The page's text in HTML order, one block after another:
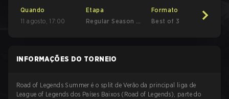
Quando
11 agosto, 17:00
Etapa
Regular Season -
Formato
Best of 3
INFORMAÇÕES DO TORNEIO
Road of Legends Summer é o split de Verão da principal liga de
League of Legends dos Países Baixos (Road of Legends), parte do